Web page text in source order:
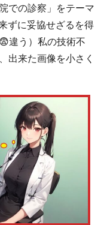
での診察」をテーマ
ずに妥協せざるを得
違う）私の技術不
出来た画像を小さく